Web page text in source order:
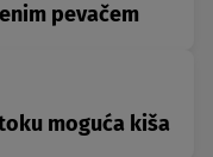
pevačem
moguća kiša